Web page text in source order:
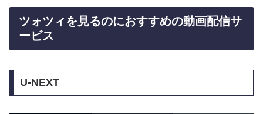
ツォツィを見るのにおすすめの動画配信サ
ービス
U-NEXT